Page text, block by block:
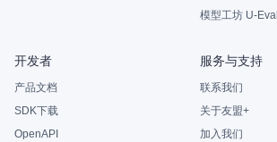
模型工坊 U-Eval
开发者
产品文档
SDK下载
OpenAPI
服务与支持
联系我们
关于友盟+
加入我们